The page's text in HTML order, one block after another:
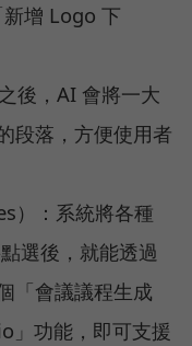
增 Logo 下
後，AI 會將一大
段落，方便使用者
）：系統將各種
選後，就能透過
「會議議程生成
」功能，即可支援